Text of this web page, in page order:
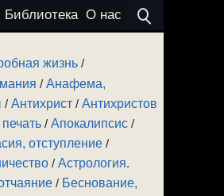
Библиотека О нас
жизнь /
/Анафема,
/Антихрист /Антихристов
/Апокалипсис /
отступление /
/Астрология.
/ Беснование,